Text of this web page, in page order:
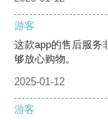
游客
这款app的售后服务
够放心购物。
2025-01-12
游客